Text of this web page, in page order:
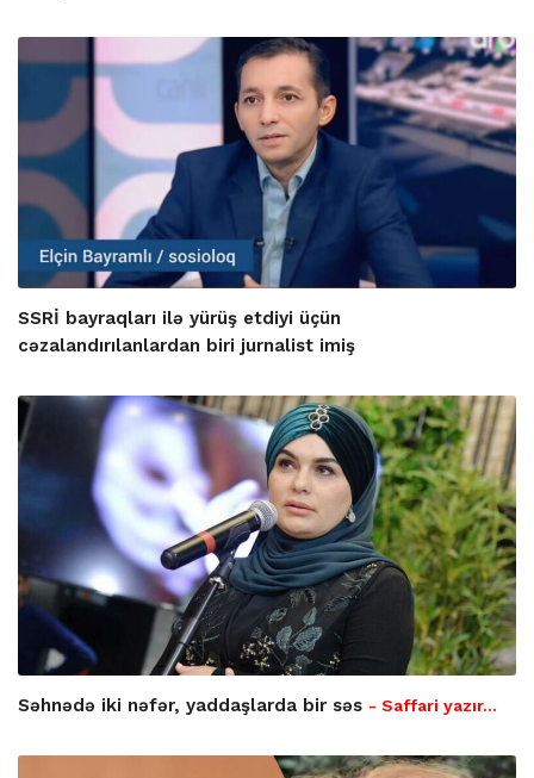
SSRİ bayraqları ilə yürüş etdiyi üçün
cəzalandırılanlardan biri jurnalist imiş
Səhnədə iki nəfər, yaddaşlarda bir səs - Saffari yazır…